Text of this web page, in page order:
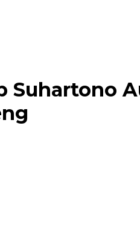
Suhartono